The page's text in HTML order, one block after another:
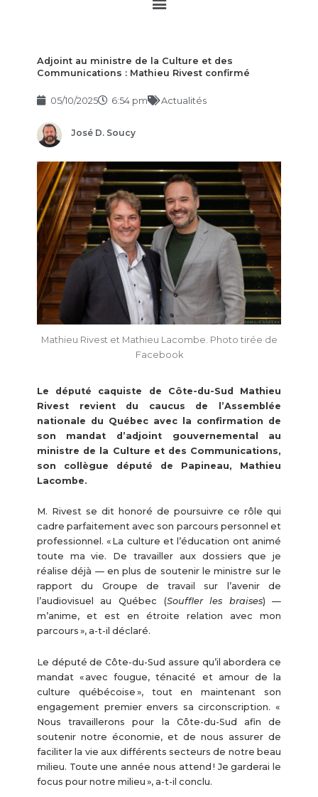
Adjoint au ministre de la Culture et des
Communications : Mathieu Rivest confirmé
05/10/2025 6:54 pm Actualités
José D. Soucy
Mathieu Rivest et Mathieu Lacombe. Photo tirée de
Facebook
Le député caquiste de Côte-du-Sud Mathieu
Rivest revient du caucus de l’Assemblée
nationale du Québec avec la confirmation de
son mandat d’adjoint gouvernemental au
ministre de la Culture et des Communications,
son collègue député de Papineau, Mathieu
Lacombe.
M. Rivest se dit honoré de poursuivre ce rôle qui
cadre parfaitement avec son parcours personnel et
professionnel. « La culture et l’éducation ont animé
toute ma vie. De travailler aux dossiers que je
réalise déjà — en plus de soutenir le ministre sur le
rapport du Groupe de travail sur l’avenir de
l’audiovisuel au Québec (Souffler les braises) —
m’anime, et est en étroite relation avec mon
parcours », a-t-il déclaré.
Le député de Côte-du-Sud assure qu’il abordera ce
mandat « avec fougue, ténacité et amour de la
culture québécoise », tout en maintenant son
engagement premier envers sa circonscription. «
Nous travaillerons pour la Côte-du-Sud afin de
soutenir notre économie, et de nous assurer de
faciliter la vie aux différents secteurs de notre beau
milieu. Toute une année nous attend ! Je garderai le
focus pour notre milieu », a-t-il conclu.